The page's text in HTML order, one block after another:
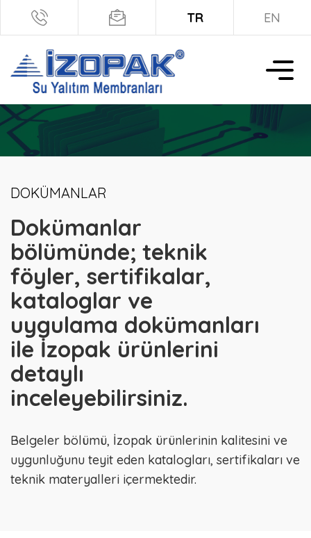
TR EN
DOKÜMANLAR
Dokümanlar
bölümünde; teknik
föyler, sertifikalar,
kataloglar ve
uygulama dokümanları
ile İzopak ürünlerini
detaylı
inceleyebilirsiniz.
Belgeler bölümü, İzopak ürünlerinin kalitesini ve
uygunluğunu teyit eden katalogları, sertifikaları ve
teknik materyalleri içermektedir.